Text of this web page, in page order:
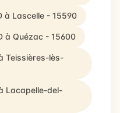
à Lascelle - 15590
à Quézac - 15600
Teissières-lès-
Lacapelle-del-